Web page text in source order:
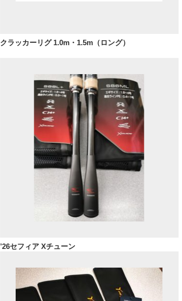
クラッカーリグ 1.0m・1.5m（ロング）
’26セフィア Xチューン